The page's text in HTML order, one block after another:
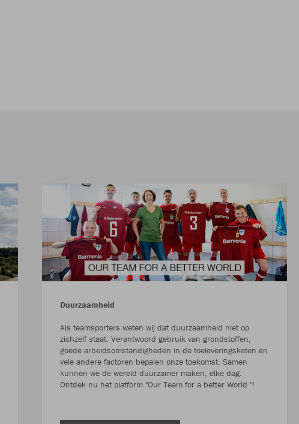
Duurzaamheid
Als teamsporters weten wij dat duurzaamheid niet op
zichzelf staat. Verantwoord gebruik van grondstoffen,
goede arbeidsomstandigheden in de toeleveringsketen en
vele andere factoren bepalen onze toekomst. Samen
kunnen we de wereld duurzamer maken, elke dag.
Ontdek nu het platform "Our Team for a better World "!